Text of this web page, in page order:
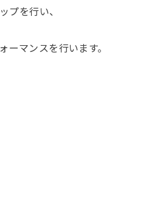
プを行い、
マンスを行います。